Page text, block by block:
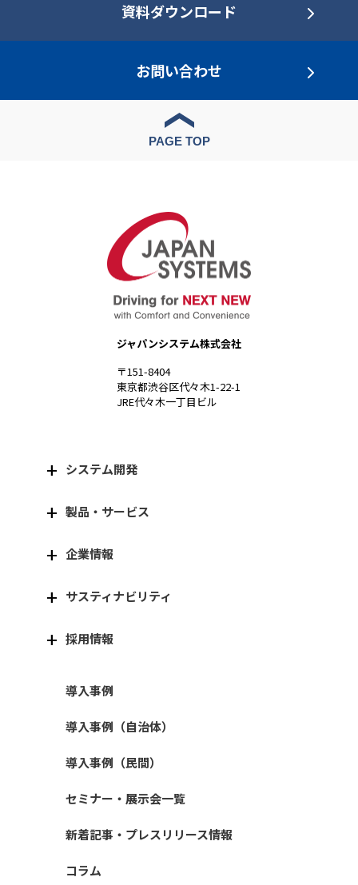
資料ダウンロード
お問い合わせ
PAGE TOP
ジャパンシステム株式会社
〒151-8404
東京都渋谷区代々木1-22-1
JRE代々木一丁目ビル
システム開発
製品・サービス
企業情報
サスティナビリティ
採用情報
導入事例
導入事例（自治体）
導入事例（民間）
セミナー・展示会一覧
新着記事・プレスリリース情報
コラム